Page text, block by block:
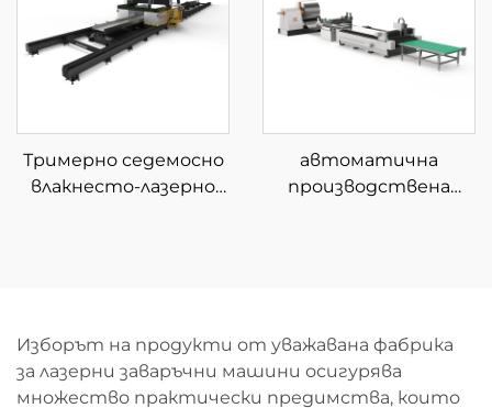
Тримерно седемосно
влакнесто-лазерно
автоматична
производствена
Изборът на продукти от уважавана фабрика
за лазерни заваръчни машини осигурява
множество практически предимства, които